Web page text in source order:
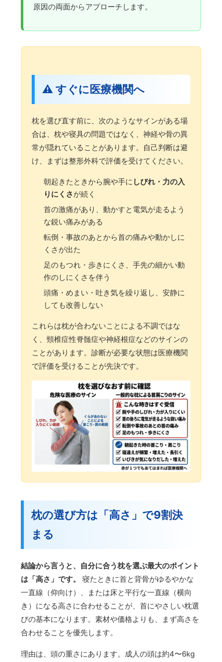
原因の両面からアプローチします。
⚠️ すぐに医療機関へ
枕を選び直す前に、次のようなサインがある場
合は、枕や寝具の問題ではなく、神経や骨の異
常が隠れていることがあります。自己判断は避
け、まずは整形外科で評価を受けてください。
朝起きたときから腕や手に しびれ・力の入
りにくさが続く
首の激痛があり、動かすと電気が走るよう
な鋭い痛みがある
転倒・事故のあとから首の痛みや動かしに
くさが出た
足のもつれ・歩きにくさ、手先の細かい動
作のしにくさを伴う
頭痛・めまい・吐き気を繰り返し、安静に
しても改善しない
これらは枕が合わないことによる不調ではな
く、頸椎症性脊髄症や神経根症などのサインの
ことがあります。診断が必要な状態は医療機関
で評価を受けることが先決です。
枕の選び方は「高さ」で9割決
まる
結論から言うと、自分に合う枕を選ぶ最大のポイント
は「高さ」です。
寝たときに首と背骨がゆるやかな
一直線（仰向け）、または床と平行な一直線（横向
き）になる高さに合わせることが、首にやさしい枕選
びの基本になります。素材や価格よりも、まず高さを
合わせることを優先します。
理由は、頭の重さにあります。成人の頭は約4〜6kg